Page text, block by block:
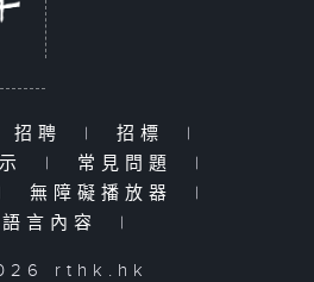
招聘 | 招標
|
| 常見問題
|
無障礙播放器
|
言內容
|
rthk.hk